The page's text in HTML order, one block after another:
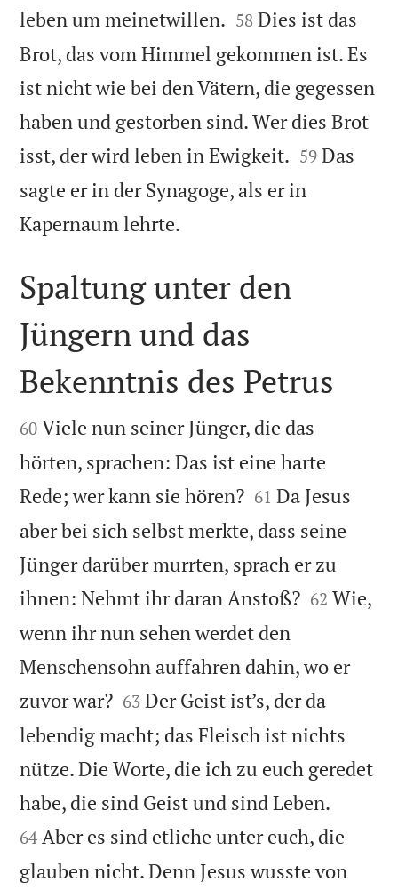
leben um meinetwillen. 

58 Dies ist das
Brot, das vom Himmel gekommen ist. Es
ist nicht wie bei den Vätern, die gegessen
haben und gestorben sind. Wer dies Brot
isst, der wird leben in Ewigkeit. 

59 Das
sagte er in der Synagoge, als er in
Kapernaum lehrte.

Spaltung unter den
Jüngern und das
Bekenntnis des Petrus

60 Viele nun seiner Jünger, die das
hörten, sprachen: Das ist eine harte
Rede; wer kann sie hören?
61 Da Jesus
aber bei sich selbst merkte, dass seine
Jünger darüber murrten, sprach er zu
ihnen: Nehmt ihr daran Anstoß?
62 Wie,
wenn ihr nun sehen werdet den
Menschensohn auffahren dahin, wo er
zuvor war?
63 Der Geist ist’s, der da
lebendig macht; das Fleisch ist nichts
nütze. Die Worte, die ich zu euch geredet
habe, die sind Geist und sind Leben.
64 Aber es sind etliche unter euch, die
glauben nicht. Denn Jesus wusste von